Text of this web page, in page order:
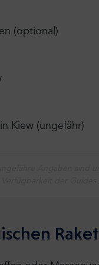
(optional)
Kiew (ungefähr)